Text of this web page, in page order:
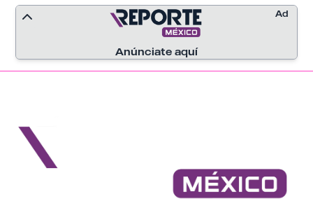
delincuencia organizada y avanzar en la
desarticulación de estructuras criminales
que operan en la entidad.
Anúnciate aquí
Ad